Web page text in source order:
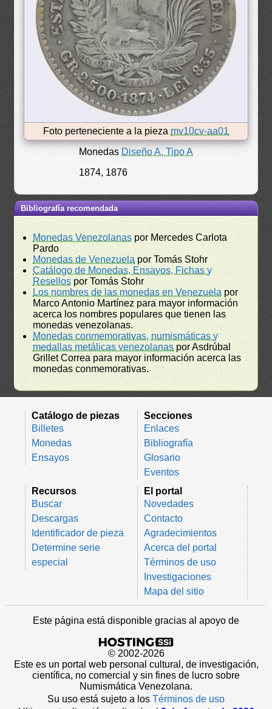
Foto perteneciente a la pieza mv10cv-aa01
Monedas Diseño A, Tipo A
1874, 1876
Bibliografía recomendada
Monedas Venezolanas por Mercedes Carlota
Pardo
Monedas de Venezuela por Tomás Stohr
Catálogo de Monedas, Ensayos, Fichas y
Resellos por Tomás Stohr
Los nombres de las monedas en Venezuela por
Marco Antonio Martínez para mayor información
acerca los nombres populares que tienen las
monedas venezolanas.
Monedas conmemorativas, numismáticas y
medallas metálicas venezolanas por Asdrúbal
Grillet Correa para mayor información acerca las
monedas conmemorativas.
Catálogo de piezas
Billetes
Monedas
Ensayos
Secciones
Enlaces
Bibliografía
Glosario
Eventos
Recursos
Buscar
Descargas
Identificador de pieza
Determine serie
especial
El portal
Novedades
Contacto
Agradecimientos
Acerca del portal
Términos de uso
Investigaciones
Mapa del sitio
Este página está disponible gracias al apoyo de
© 2002-2026
Este es un portal web personal cultural, de investigación,
científica, no comercial y sin fines de lucro sobre
Numismática Venezolana.
Su uso está sujeto a los Términos de uso